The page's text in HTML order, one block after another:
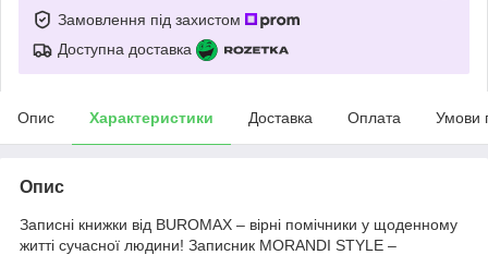
Замовлення під захистом
Доступна доставка
Опис Характеристики Доставка Оплата Умови
Опис
Записні книжки від BUROMAX – вірні помічники у щоденному
житті сучасної людини! Записник MORANDI STYLE –